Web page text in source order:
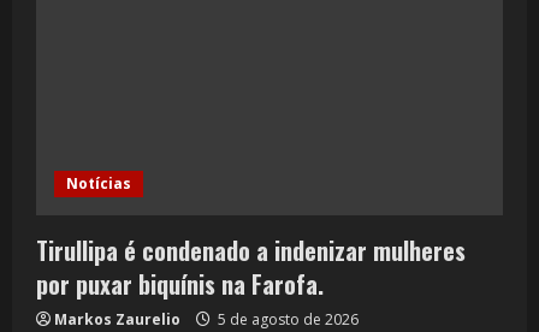
Notícias
Tirullipa é condenado a indenizar mulheres
por puxar biquínis na Farofa.
Markos Zaurelio 5 de agosto de 2026